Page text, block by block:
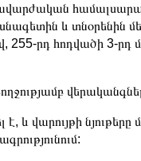
և տնօրենին
255-րդ հոդվածի 3-
և վարույթի